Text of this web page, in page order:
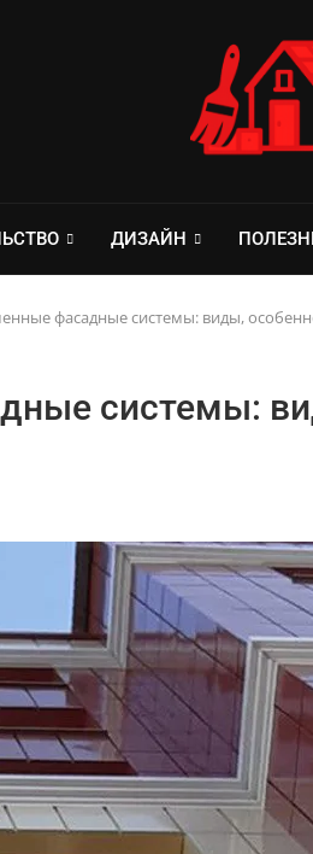
ДИЗАЙН
фасадные системы: виды,
системы: